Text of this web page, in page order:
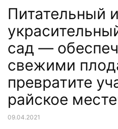
Питательный и
сад —
свежими
превратите
райское
09.04.2021